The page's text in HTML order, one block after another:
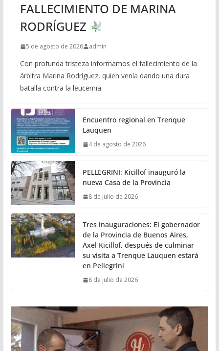
FALLECIMIENTO DE MARINA
RODRÍGUEZ
5 de agosto de 2026 admin
Con profunda tristeza informamos el fallecimiento de la
árbitra Marina Rodríguez, quien venía dando una dura
batalla contra la leucemia.
Encuentro regional en Trenque
Lauquen
4 de agosto de 2026
PELLEGRINI: Kicillof inauguró la
nueva Casa de la Provincia
8 de julio de 2026
Tres inauguraciones: El gobernador
de la Provincia de Buenos Aires,
Axel Kicillof, después de culminar
su visita a Trenque Lauquen estará
en Pellegrini
8 de julio de 2026